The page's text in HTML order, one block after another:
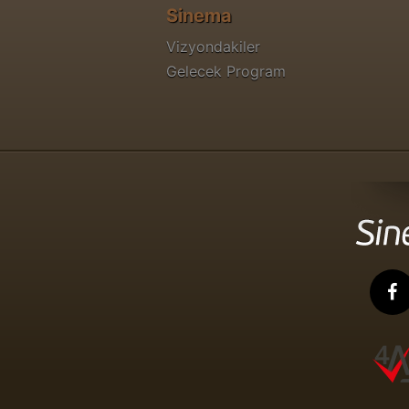
Sinema
Vizyondakiler
Gelecek Program